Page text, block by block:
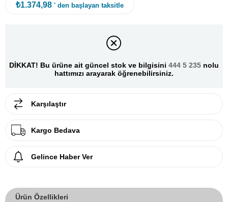
₺1.374,98 ' den başlayan taksitle
DİKKAT! Bu ürüne ait güncel stok ve bilgisini 444 5 235 nolu
hattımızı arayarak öğrenebilirsiniz.
Karşılaştır
Kargo Bedava
Gelince Haber Ver
Ürün Özellikleri